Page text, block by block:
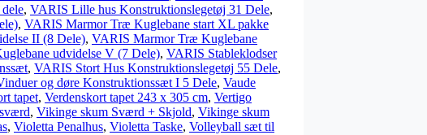
, VARIS Lille hus Konstruktionslegetøj 31 Dele,
, VARIS Marmor Træ Kuglebane start XL pakke
II (8 Dele), VARIS Marmor Træ Kuglebane
udvidelse V (7 Dele), VARIS Stableklodser
, VARIS Stort Hus Konstruktionslegetøj 55 Dele,
og døre Konstruktionssæt I 5 Dele, Vaude
tapet, Verdenskort tapet 243 x 305 cm, Vertigo
, Vikinge skum Sværd + Skjold, Vikinge skum
, Violetta Penalhus, Violetta Taske, Volleyball sæt til